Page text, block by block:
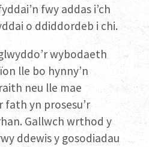
fwy addas i’ch
o ddiddordeb i chi.
wybodaeth
lle bo hynny’n
neu lle mae
yn prosesu’r
Gallwch wrthod y
ddewis y gosodiadau